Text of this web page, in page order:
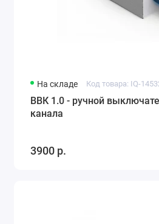
На складе Код товара: IQ-
ВВК 1.0 - ручной
канала
3900 р.